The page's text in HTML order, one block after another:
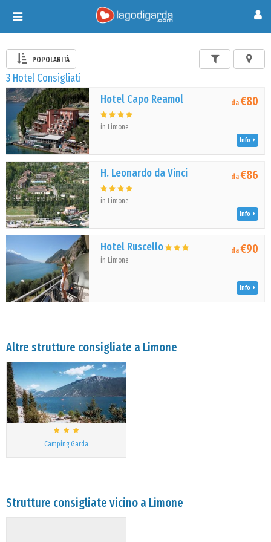
Toggle
navigation
POPOLARITÀ
3 Hotel Consigliati
Hotel Capo Reamol
in Limone
da€80
Info
H. Leonardo da Vinci
in Limone
da€86
Info
Hotel Ruscello
in Limone
da€90
Info
Altre strutture consigliate a Limone
Camping Garda
Strutture consigliate vicino a Limone